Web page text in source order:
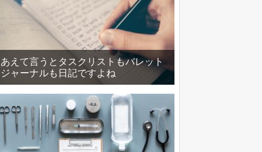
あえて言うとタスクリストもバレット
ジャーナルも日記ですよね